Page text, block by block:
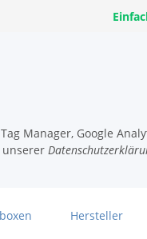
Manager, Google
Hersteller